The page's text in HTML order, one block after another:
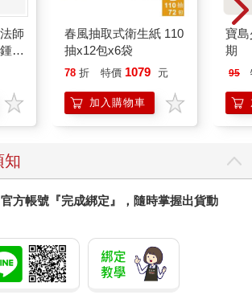
師
的
春風抽取式衛生紙 110
抽x12包x6袋
78 折 特價 1079 元
加入購物車
寶島
期
95
知
方帳號『完成綁定』，隨時掌握出貨動